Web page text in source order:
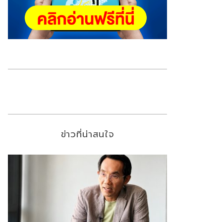
ข่าวที่น่าสนใจ